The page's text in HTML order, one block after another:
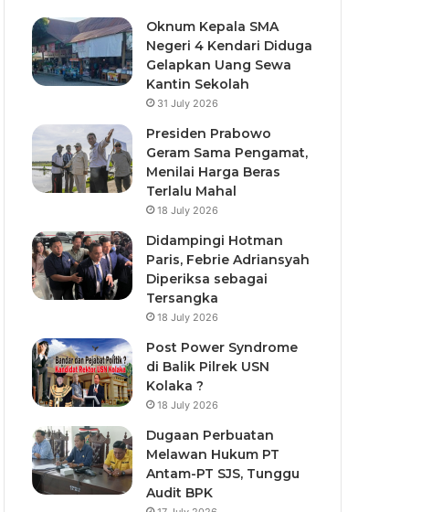
Oknum Kepala SMA
Negeri 4 Kendari Diduga
Gelapkan Uang Sewa
Kantin Sekolah
31 July 2026
Presiden Prabowo
Geram Sama Pengamat,
Menilai Harga Beras
Terlalu Mahal
18 July 2026
Didampingi Hotman
Paris, Febrie Adriansyah
Diperiksa sebagai
Tersangka
18 July 2026
Post Power Syndrome
di Balik Pilrek USN
Kolaka ?
18 July 2026
Dugaan Perbuatan
Melawan Hukum PT
Antam-PT SJS, Tunggu
Audit BPK